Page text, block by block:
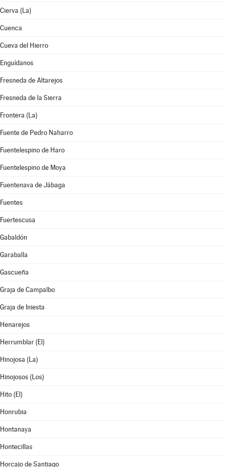
Cierva (La)
Cuenca
Cueva del Hierro
Enguídanos
Fresneda de Altarejos
Fresneda de la Sierra
Frontera (La)
Fuente de Pedro Naharro
Fuentelespino de Haro
Fuentelespino de Moya
Fuentenava de Jábaga
Fuentes
Fuertescusa
Gabaldón
Garaballa
Gascueña
Graja de Campalbo
Graja de Iniesta
Henarejos
Herrumblar (El)
Hinojosa (La)
Hinojosos (Los)
Hito (El)
Honrubia
Hontanaya
Hontecillas
Horcajo de Santiago